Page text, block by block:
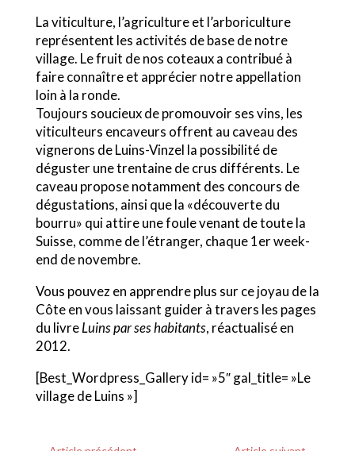
La viticulture, l’agriculture et l’arboriculture
représentent les activités de base de notre
village. Le fruit de nos coteaux a contribué à
faire connaître et apprécier notre appellation
loin à la ronde.
Toujours soucieux de promouvoir ses vins, les
viticulteurs encaveurs offrent au caveau des
vignerons de Luins-Vinzel la possibilité de
déguster une trentaine de crus différents. Le
caveau propose notamment des concours de
dégustations, ainsi que la «découverte du
bourru» qui attire une foule venant de toute la
Suisse, comme de l’étranger, chaque 1er week-
end de novembre.
Vous pouvez en apprendre plus sur ce joyau de la
Côte en vous laissant guider à travers les pages
du livreLuins par ses habitants, réactualisé en
2012.
[Best_Wordpress_Gallery id= »5″ gal_title= »Le
village de Luins »]